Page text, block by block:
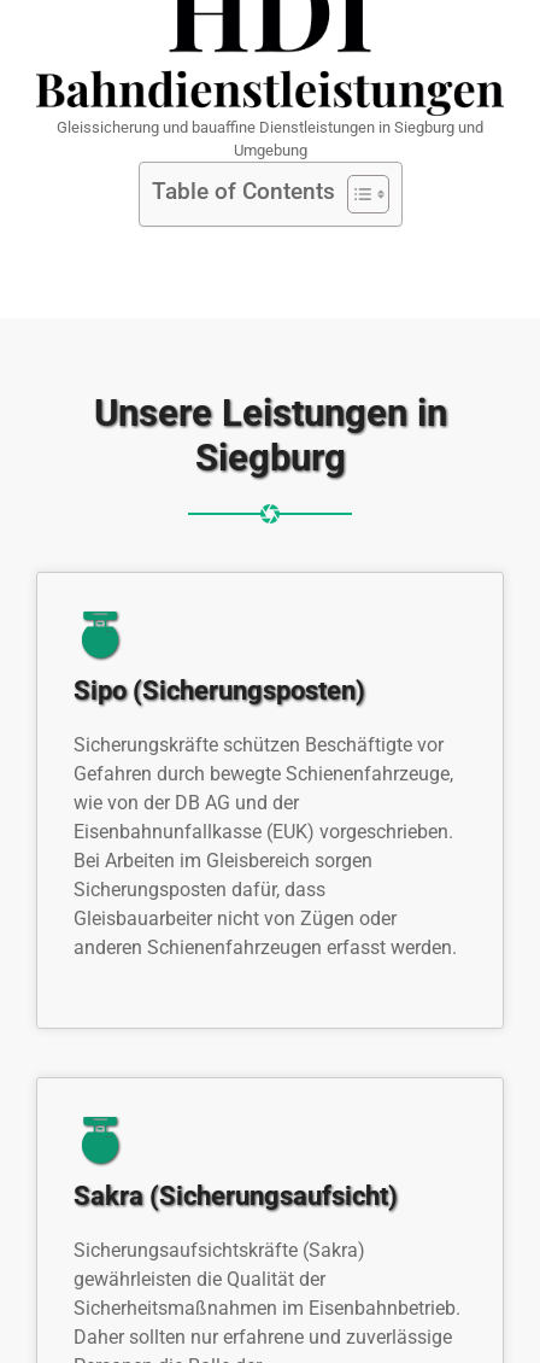
Gleissicherung und bauaffine Dienstleistungen in Siegburg und
Umgebung
Table of Contents
Unsere Leistungen in
Siegburg
Sipo (Sicherungsposten)
Sicherungskräfte schützen Beschäftigte vor
Gefahren durch bewegte Schienenfahrzeuge,
wie von der DB AG und der
Eisenbahnunfallkasse (EUK) vorgeschrieben.
Bei Arbeiten im Gleisbereich sorgen
Sicherungsposten dafür, dass
Gleisbauarbeiter nicht von Zügen oder
anderen Schienenfahrzeugen erfasst werden.
Sakra (Sicherungsaufsicht)
Sicherungsaufsichtskräfte (Sakra)
gewährleisten die Qualität der
Sicherheitsmaßnahmen im Eisenbahnbetrieb.
Daher sollten nur erfahrene und zuverlässige